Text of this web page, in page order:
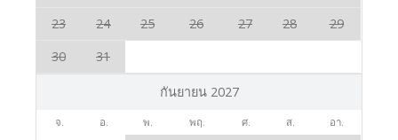
23
24 25 26 27 28
29
30
31
กันยายน 2027
จ. อ. พ. พฤ. ศ. ส. อา.